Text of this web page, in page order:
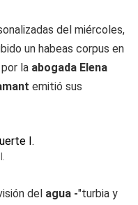
del miércoles,
un habeas corpus en
la abogada Elena
emitió sus
del agua -"turbia y